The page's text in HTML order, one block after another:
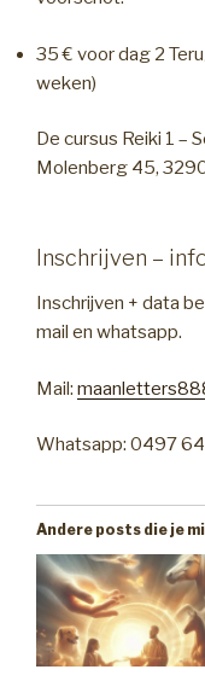
35 € voor dag 2
weken)
De cursus Reiki 1 –
Molenberg 45,
Inschrijven –
Inschrijven + data
mail en whatsapp.
Mail:
Whatsapp: 0497
Andere posts die je